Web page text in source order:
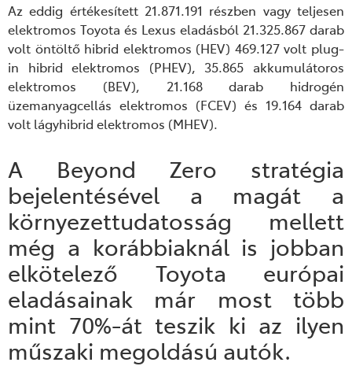
Az eddig értékesített 21.871.191 részben vagy teljesen
elektromos Toyota és Lexus eladásból 21.325.867 darab
volt öntöltő hibrid elektromos (HEV) 469.127 volt plug-
in hibrid elektromos (PHEV), 35.865 akkumulátoros
elektromos (BEV), 21.168 darab hidrogén
üzemanyagcellás elektromos (FCEV) és 19.164 darab
volt lágyhibrid elektromos (MHEV).
A Beyond Zero stratégia
bejelentésével a magát a
környezettudatosság mellett
még a korábbiaknál is jobban
elkötelező Toyota európai
eladásainak már most több
mint 70%-át teszik ki az ilyen
műszaki megoldású autók.